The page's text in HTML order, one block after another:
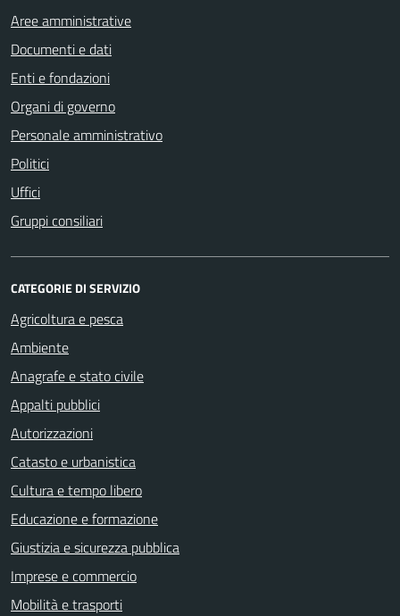
Aree amministrative
Documenti e dati
Enti e fondazioni
Organi di governo
Personale amministrativo
Politici
Uffici
Gruppi consiliari
CATEGORIE DI SERVIZIO
Agricoltura e pesca
Ambiente
Anagrafe e stato civile
Appalti pubblici
Autorizzazioni
Catasto e urbanistica
Cultura e tempo libero
Educazione e formazione
Giustizia e sicurezza pubblica
Imprese e commercio
Mobilità e trasporti